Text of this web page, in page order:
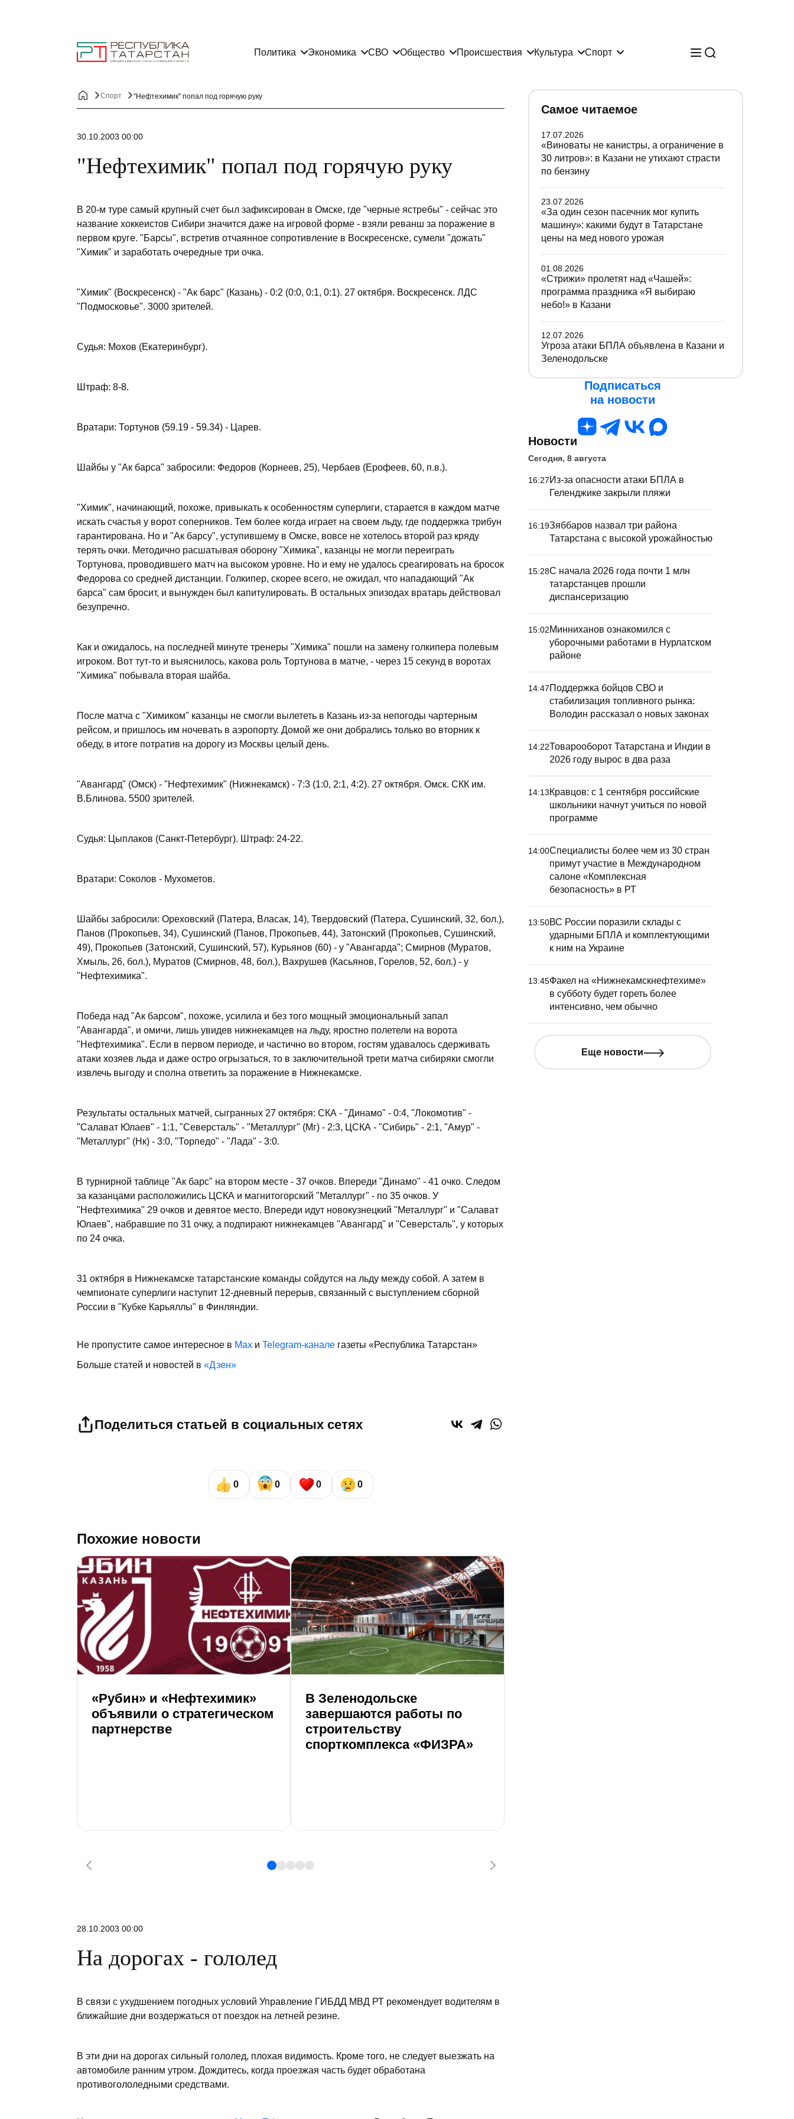
Политика Экономика СВО Общество Происшествия Культура Спорт
Спорт "Нефтехимик" попал под горячую руку
30.10.2003 00:00
"Нефтехимик" попал под горячую руку
В 20-м туре самый крупный счет был зафиксирован в Омске, где "черные ястребы" - сейчас это
название хоккеистов Сибири значится даже на игровой форме - взяли реванш за поражение в
первом круге. "Барсы", встретив отчаянное сопротивление в Воскресенске, сумели "дожать"
"Химик" и заработать очередные три очка.
"Химик" (Воскресенск) - "Ак барс" (Казань) - 0:2 (0:0, 0:1, 0:1). 27 октября. Воскресенск. ЛДС
"Подмосковье". 3000 зрителей.
Судья: Мохов (Екатеринбург).
Штраф: 8-8.
Вратари: Тортунов (59.19 - 59.34) - Царев.
Шайбы у "Ак барса" забросили: Федоров (Корнеев, 25), Чербаев (Ерофеев, 60, п.в.).
"Химик", начинающий, похоже, привыкать к особенностям суперлиги, старается в каждом матче
искать счастья у ворот соперников. Тем более когда играет на своем льду, где поддержка трибун
гарантирована. Но и "Ак барсу", уступившему в Омске, вовсе не хотелось второй раз кряду
терять очки. Методично расшатывая оборону "Химика", казанцы не могли переиграть
Тортунова, проводившего матч на высоком уровне. Но и ему не удалось среагировать на бросок
Федорова со средней дистанции. Голкипер, скорее всего, не ожидал, что нападающий "Ак
барса" сам бросит, и вынужден был капитулировать. В остальных эпизодах вратарь действовал
безупречно.
Как и ожидалось, на последней минуте тренеры "Химика" пошли на замену голкипера полевым
игроком. Вот тут-то и выяснилось, какова роль Тортунова в матче, - через 15 секунд в воротах
"Химика" побывала вторая шайба.
После матча с "Химиком" казанцы не смогли вылететь в Казань из-за непогоды чартерным
рейсом, и пришлось им ночевать в аэропорту. Домой же они добрались только во вторник к
обеду, в итоге потратив на дорогу из Москвы целый день.
"Авангард" (Омск) - "Нефтехимик" (Нижнекамск) - 7:3 (1:0, 2:1, 4:2). 27 октября. Омск. СКК им.
В.Блинова. 5500 зрителей.
Судья: Цыплаков (Санкт-Петербург). Штраф: 24-22.
Вратари: Соколов - Мухометов.
Шайбы забросили: Ореховский (Патера, Власак, 14), Твердовский (Патера, Сушинский, 32, бол.),
Панов (Прокопьев, 34), Сушинский (Панов, Прокопьев, 44), Затонский (Прокопьев, Сушинский,
49), Прокопьев (Затонский, Сушинский, 57), Курьянов (60) - у "Авангарда"; Смирнов (Муратов,
Хмыль, 26, бол.), Муратов (Смирнов, 48, бол.), Вахрушев (Касьянов, Горелов, 52, бол.) - у
"Нефтехимика".
Победа над "Ак барсом", похоже, усилила и без того мощный эмоциональный запал
"Авангарда", и омичи, лишь увидев нижнекамцев на льду, яростно полетели на ворота
"Нефтехимика". Если в первом периоде, и частично во втором, гостям удавалось сдерживать
атаки хозяев льда и даже остро огрызаться, то в заключительной трети матча сибиряки смогли
извлечь выгоду и сполна ответить за поражение в Нижнекамске.
Результаты остальных матчей, сыгранных 27 октября: СКА - "Динамо" - 0:4, "Локомотив" -
"Салават Юлаев" - 1:1, "Северсталь" - "Металлург" (Мг) - 2:3, ЦСКА - "Сибирь" - 2:1, "Амур" -
"Металлург" (Нк) - 3:0, "Торпедо" - "Лада" - 3:0.
В турнирной таблице "Ак барс" на втором месте - 37 очков. Впереди "Динамо" - 41 очко. Следом
за казанцами расположились ЦСКА и магнитогорский "Металлург" - по 35 очков. У
"Нефтехимика" 29 очков и девятое место. Впереди идут новокузнецкий "Металлург" и "Салават
Юлаев", набравшие по 31 очку, а подпирают нижнекамцев "Авангард" и "Северсталь", у которых
по 24 очка.
31 октября в Нижнекамске татарстанские команды сойдутся на льду между собой. А затем в
чемпионате суперлиги наступит 12-дневный перерыв, связанный с выступлением сборной
России в "Кубке Карьяллы" в Финляндии.
Не пропустите самое интересное в Max и Telegram-канале газеты «Республика Татарстан»
Больше статей и новостей в «Дзен»
Поделиться статьей в социальных сетях
0 0 0 0
Похожие новости
«Рубин» и «Нефтехимик»
объявили о стратегическом
партнерстве
В Зеленодольске
завершаются работы по
строительству
спорткомплекса «ФИЗРА»
28.10.2003 00:00
На дорогах - гололед
В связи с ухудшением погодных условий Управление ГИБДД МВД РТ рекомендует водителям в
ближайшие дни воздержаться от поездок на летней резине.
В эти дни на дорогах сильный гололед, плохая видимость. Кроме того, не следует выезжать на
автомобиле ранним утром. Дождитесь, когда проезжая часть будет обработана
противогололедными средствами.
Самое читаемое
17.07.2026
«Виноваты не канистры, а ограничение в
30 литров»: в Казани не утихают страсти
по бензину
23.07.2026
«За один сезон пасечник мог купить
машину»: какими будут в Татарстане
цены на мед нового урожая
01.08.2026
«Стрижи» пролетят над «Чашей»:
программа праздника «Я выбираю
небо!» в Казани
12.07.2026
Угроза атаки БПЛА объявлена в Казани и
Зеленодольске
Подписаться
на новости
Новости
Сегодня, 8 августа
16:27Из-за опасности атаки БПЛА в
Геленджике закрыли пляжи
16:19Зяббаров назвал три района
Татарстана с высокой урожайностью
15:28С начала 2026 года почти 1 млн
татарстанцев прошли
диспансеризацию
15:02Минниханов ознакомился с
уборочными работами в Нурлатском
районе
14:47Поддержка бойцов СВО и
стабилизация топливного рынка:
Володин рассказал о новых законах
14:22Товарооборот Татарстана и Индии в
2026 году вырос в два раза
14:13Кравцов: с 1 сентября российские
школьники начнут учиться по новой
программе
14:00Специалисты более чем из 30 стран
примут участие в Международном
салоне «Комплексная
безопасность» в РТ
13:50ВС России поразили склады с
ударными БПЛА и комплектующими
к ним на Украине
13:45Факел на «Нижнекамскнефтехиме»
в субботу будет гореть более
интенсивно, чем обычно
Еще новости